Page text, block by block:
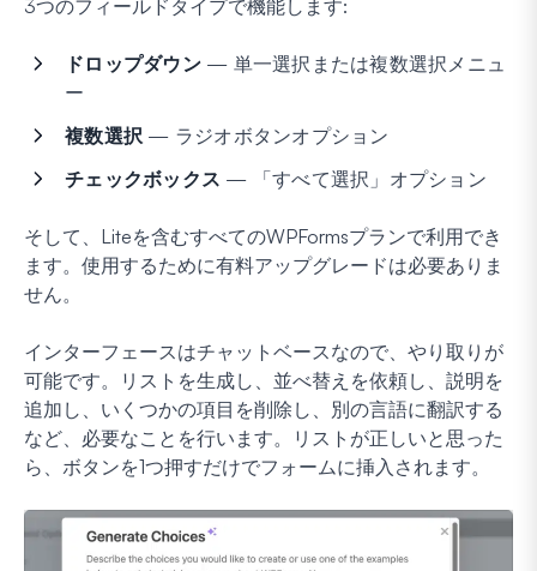
3つのフィールドタイプで機能します:
ドロップダウン— 単一選択または複数選択メニュ
ー
複数選択 — ラジオボタンオプション
チェックボックス — 「すべて選択」オプション
そして、Liteを含むすべてのWPFormsプランで利用でき
ます。使用するために有料アップグレードは必要ありま
せん。
インターフェースはチャットベースなので、やり取りが
可能です。リストを生成し、並べ替えを依頼し、説明を
追加し、いくつかの項目を削除し、別の言語に翻訳する
など、必要なことを行います。リストが正しいと思った
ら、ボタンを1つ押すだけでフォームに挿入されます。